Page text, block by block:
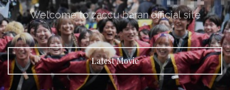
Welcome to zaccu baran official site
Latest Movie